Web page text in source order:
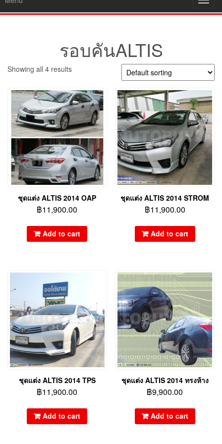
รอบคันALTIS
Showing all 4 results
ชุดแต่ง ALTIS 2014 OAP
฿11,900.00
Add to cart
ชุดแต่ง ALTIS 2014 STROM
฿11,900.00
Add to cart
ชุดแต่ง ALTIS 2014 TPS
฿11,900.00
Add to cart
ชุดแต่ง ALTIS 2014 ทรงห้าง
฿9,900.00
Add to cart